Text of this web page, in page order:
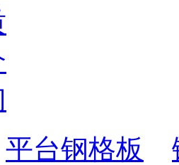
平台钢格板